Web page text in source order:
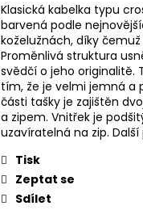
Klasická kabelka typu
barvená podle
koželužnách, díky
Proměnlivá struktura
svědčí o jeho originalitě.
tím, že je velmi jemná a
části tašky je zajištěn
a zipem. Vnitřek je
uzavíratelná na zip.
Tisk
Zeptat se
Sdílet